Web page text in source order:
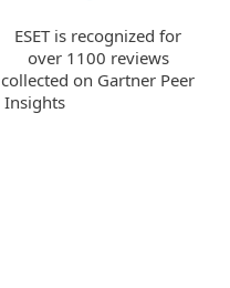
ESET is recognized for
over 1100 reviews
collected on Gartner Peer
Insights